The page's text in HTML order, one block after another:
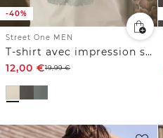
-40%
Street One MEN
T-shirt avec impression sur le devant
12,00 €19,99€